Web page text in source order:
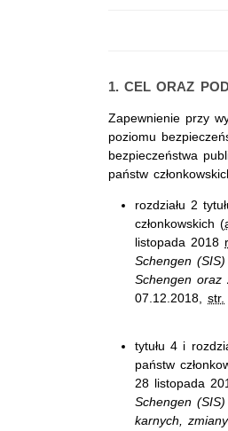
1. CEL ORAZ
Zapewnienie przy
poziomu
bezpieczeństwa
państw
rozdziału 2
członkowskich (
listopada 2018 r.
Schengen
Schengen oraz
07.12.2018,str.
tytułu 4 i
państw
28 listopada
Schengen
karnych,